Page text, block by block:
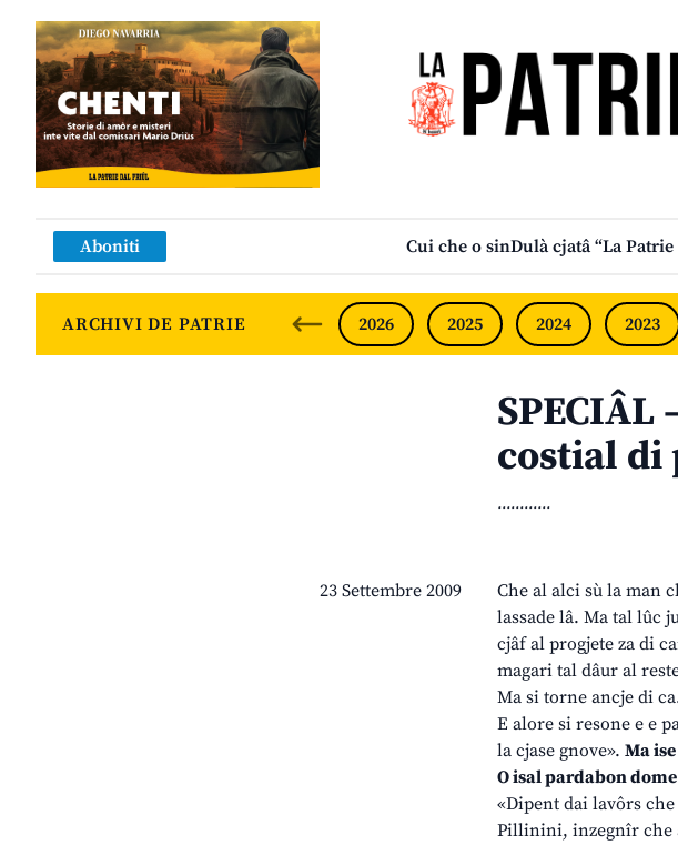
Aboniti Cui che o sinDulà cjatâ “La
ARCHIVI DE PATRIE 2026 2025 2024 2023
costial di
............
23 Settembre 2009
Che al alci sù la man
lassade lâ. Ma tal lûc
cjâf al progjete za di
magari tal dâur al
Ma si torne ancje di
E alore si resone e e
la cjase gnove». Ma
O isal pardabon
«Dipent dai lavôrs che
Pillinini, inzegnîr che